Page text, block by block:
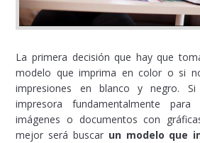
La primera decisión que hay que
modelo que imprima en color o si
impresiones en blanco y negro.
impresora fundamentalmente para
imágenes o documentos con
mejor será buscar un modelo que